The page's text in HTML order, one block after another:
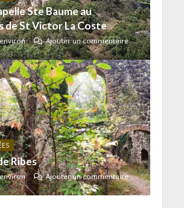
Ste Baume au
de St Victor La Coste
Ajouter un commentaire
Ribes
Ajouter un commentaire